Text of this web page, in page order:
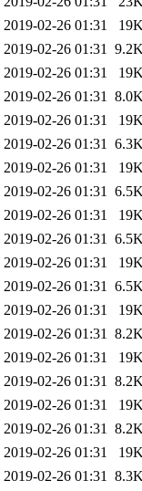
2019-02-26 01:31
2019-02-26 01:31
2019-02-26 01:31
2019-02-26 01:31
2019-02-26 01:31
2019-02-26 01:31
2019-02-26 01:31
2019-02-26 01:31
2019-02-26 01:31
2019-02-26 01:31
2019-02-26 01:31
2019-02-26 01:31
2019-02-26 01:31
2019-02-26 01:31
2019-02-26 01:31
2019-02-26 01:31
2019-02-26 01:31
2019-02-26 01:31
2019-02-26 01:31
2019-02-26 01:31